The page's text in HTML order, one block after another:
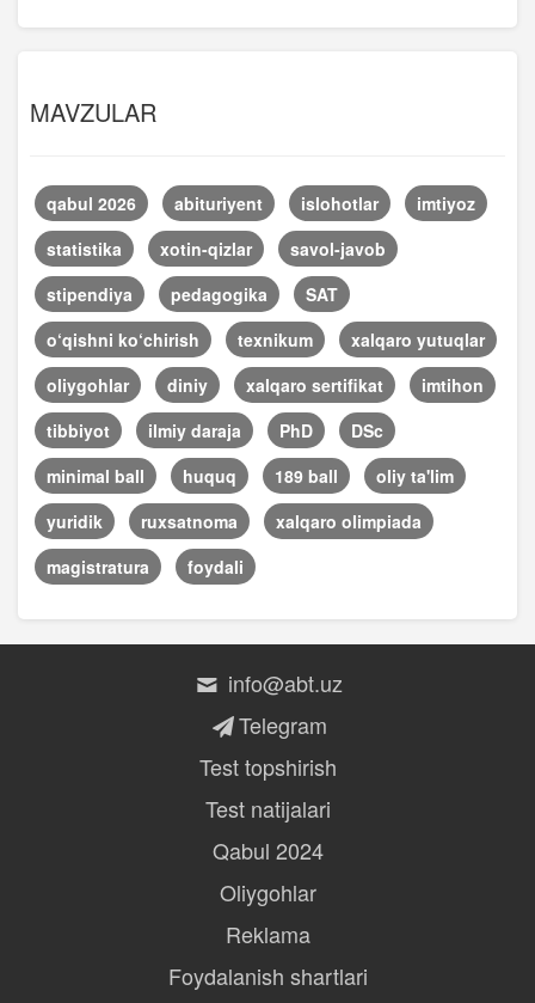
MAVZULAR
qabul 2026 abituriyent islohotlar
imtiyoz
statistika
xotin-qizlar
savol-javob
stipendiya
pedagogika
SAT
o‘qishni ko‘chirish
texnikum
xalqaro yutuqlar
oliygohlar
diniy xalqaro sertifikat
imtihon
tibbiyot
ilmiy daraja PhD
DSc
minimal ball
huquq 189 ball
oliy ta'lim
yuridik
ruxsatnoma
xalqaro olimpiada
magistratura
foydali
info@abt.uz
Telegram
Test topshirish
Test natijalari
Qabul 2024
Oliygohlar
Reklama
Foydalanish shartlari